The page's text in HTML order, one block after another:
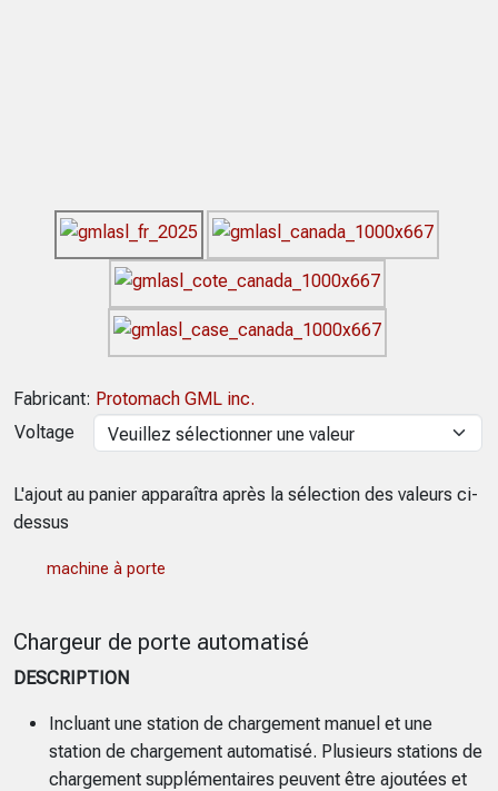
Fabricant: Protomach GML inc.
Voltage
L'ajout au panier apparaîtra après la sélection des valeurs ci-
dessus
machine à porte
Chargeur de porte automatisé
DESCRIPTION
Incluant une station de chargement manuel et une
station de chargement automatisé. Plusieurs stations de
chargement supplémentaires peuvent être ajoutées et